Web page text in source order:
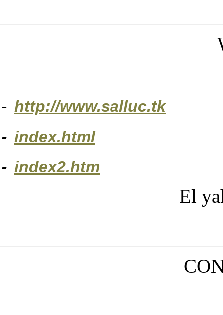
- http://www.salluc.tk
- index.html
- index2.htm
El